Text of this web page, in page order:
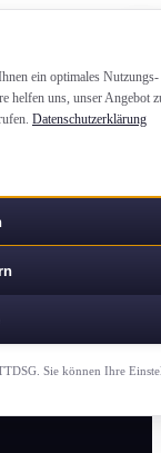
ein optimales Nutzungs­
helfen uns, unser Angebot
Datenschutzerklärung
Sie können Ihre